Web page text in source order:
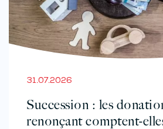
31.07.2026
Succession : les
renonçant comptent-